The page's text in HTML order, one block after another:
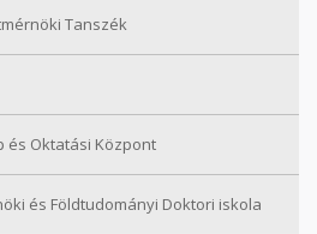
Tanszék
és Oktatási Központ
és Földtudományi Doktori iskola